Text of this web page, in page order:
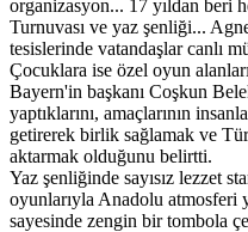
organizasyon... 17 yıldan beri
Turnuvası ve yaz şenliği...
tesislerinde vatandaşlar canlı
Çocuklara ise özel oyun
Bayern'in başkanı Coşkun
yaptıklarını, amaçlarının
getirerek birlik sağlamak ve
aktarmak olduğunu belirtti.
Yaz şenliğinde sayısız lezzet
oyunlarıyla Anadolu atmosferi
sayesinde zengin bir tombola